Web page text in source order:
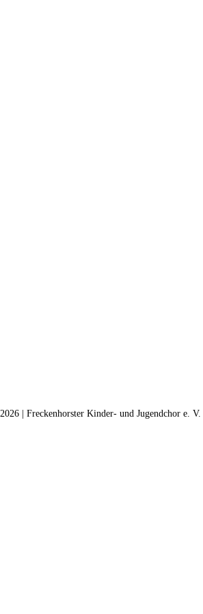
2026 | Freckenhorster Kinder- und Jugendchor e. V.